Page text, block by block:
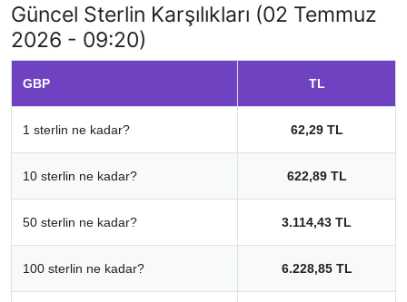
Güncel Sterlin Karşılıkları (02 Temmuz
2026 - 09:20)
GBP TL
1 sterlin ne kadar? 62,29 TL
10 sterlin ne kadar? 622,89 TL
50 sterlin ne kadar? 3.114,43 TL
100 sterlin ne kadar? 6.228,85 TL